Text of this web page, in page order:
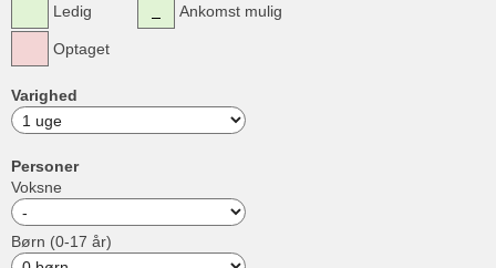
Ledig
Optaget
Ankomst mulig
Varighed
Personer
Voksne
Børn (0-17 år)